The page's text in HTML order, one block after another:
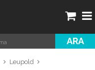
ARA
Leupold